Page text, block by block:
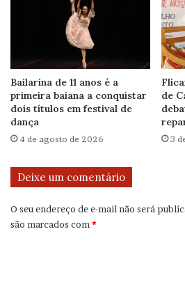
Bailarina de 11 anos é a
primeira baiana a conquistar
dois títulos em festival de
dança
4 de agosto de 2026
de
3
Deixe um comentário
O seu endereço de e-mail não será
são marcados com*